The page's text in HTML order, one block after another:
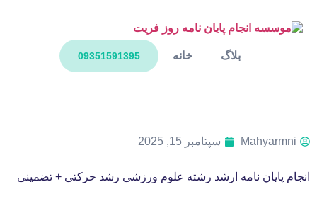
خانه بلاگ 09351591395
Mahyarmni سپتامبر 15, 2025
انجام پایان نامه ارشد رشته علوم ورزشی رشد حرکتی + تضمینی